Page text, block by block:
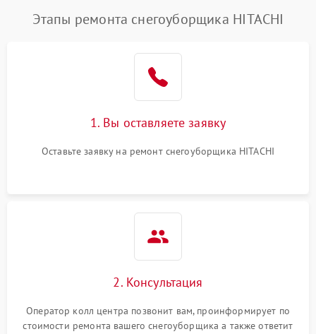
Этапы ремонта снегоуборщика HITACHI
1. Вы оставляете заявку
Оставьте заявку на ремонт снегоуборщика HITACHI
2. Консультация
Оператор колл центра позвонит вам, проинформирует по
стоимости ремонта вашего снегоуборщика а также ответит